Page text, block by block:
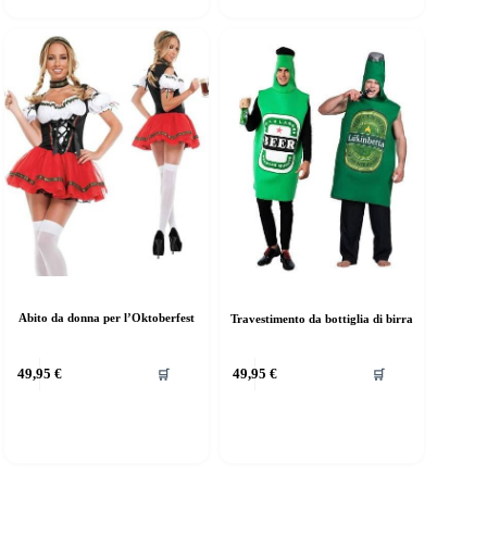
scelte
pagina
prodotto
Abito da donna per l’Oktoberfest
49,95 € 🛒
Travestimento da bottiglia di birra
49,95 € 🛒
prodotto